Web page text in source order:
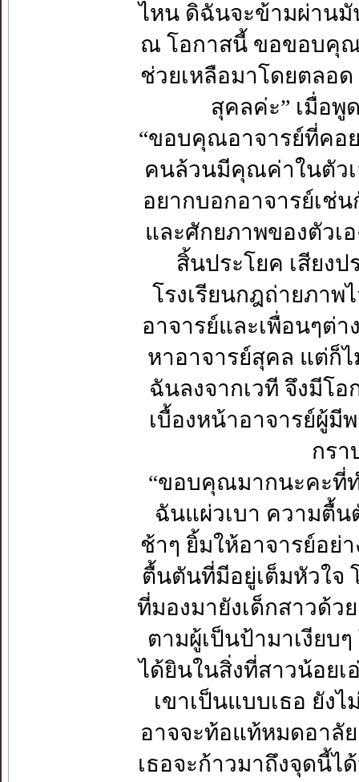
ไหน ดิฉันจะข้ามผ่านมั
ณ โอกาสนี้ ขอขอบคุ
ช่วยเหลือมาโดยตลอ
สุคลค่ะ” เมื่อ
“ขอบคุณอาจารย์ที่คอ
คนล้วนมีคุณค่าในตัวเ
อยากบอกอาจารย์เช่
และศักยภาพของตัวเ
สิ้นประโยค เสียง
โรงเรียนกฎถ่ายภา
อาจารย์และเพื่อนๆต่
หาอาจารย์สุคล แต่ก็
ฉันลงจากเวที จึงมีโ
เบื้องหน้าอาจารย์ผู้
กรา
“ขอบคุณมากนะคะที่
ฉันแผ่วเบา ความตื้
ช้าๆ ยิ้มให้อาจารย์อย่
ตื้นตันที่มีอยู่เต็มหัวใจ
ที่มองมายังเด็กสาวด้
ตามผู้เป็นป้ามาเงียบ
ได้ยินในสิ่งที่สาวน้อยเ
เขาเป็นแบบเธอ ยังไ
อาจจะท้อแท้หมดอาลั
เธอจะก้าวมาถึงจุดนี้ไ